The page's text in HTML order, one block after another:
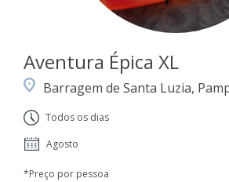
Aventura Épica XL
Barragem de Santa Luzia,
Todos os dias
Agosto
*Preço por pessoa